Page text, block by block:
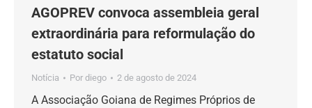
AGOPREV convoca assembleia geral
extraordinária para reformulação do
estatuto social
Notícia Por diego 2 de agosto de 2024
A Associação Goiana de Regimes Próprios de